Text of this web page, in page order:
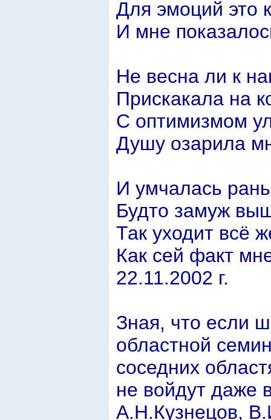
Для эмоций это
И мне
Не весна ли к
Прискакала на
С оптимизмом
Душу озарила
И умчалась
Будто замуж
Так уходит всё
Как сей факт
22.11.2002 г.
Зная, что если
областной
соседних
не войдут даже
А.Н.Кузнецов,